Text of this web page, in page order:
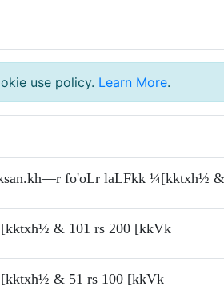
use policy. Learn More.
fo'oLr laLFkk ¼[kktxh½
& 101 rs 200 [kkVk
& 51 rs 100 [kkVk